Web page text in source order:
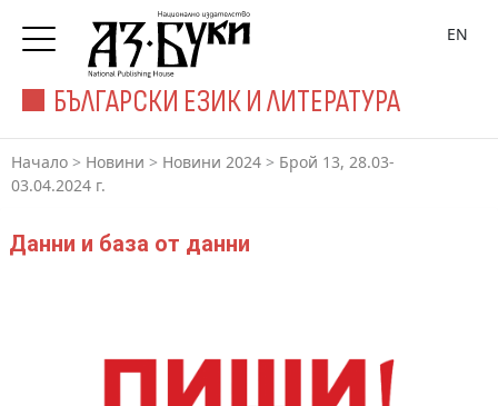
БЪЛГАРСКИ ЕЗИК И ЛИТЕРАТУРА
EN
Начало > Новини > Новини 2024 > Брой 13, 28.03-
03.04.2024 г.
Данни и база от данни